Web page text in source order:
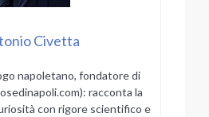
Civetta
napoletano, fondatore di
racconta la
con rigore scientifico e